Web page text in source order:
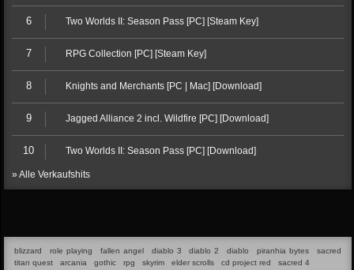
6 Two Worlds II: Season Pass [PC] [Steam Key]
7 RPG Collection [PC] [Steam Key]
8 Knights and Merchants [PC | Mac] [Download]
9 Jagged Alliance 2 incl. Wildfire [PC] [Download]
10 Two Worlds II: Season Pass [PC] [Download]
» Alle Verkaufshits
blizzard role playing fallen angel diablo 3 diablo 2 diablo piranhia bytes
sacred
titan quest
arcania gothic rpg skyrim elder scrolls cd project red sacred 4